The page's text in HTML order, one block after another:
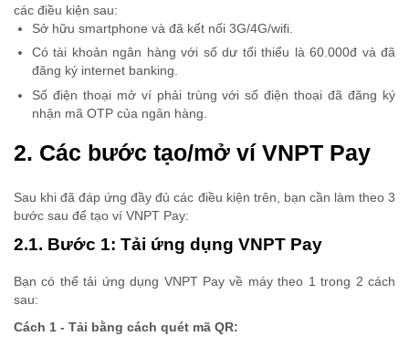
các điều kiện sau:
Sở hữu smartphone và đã kết nối 3G/4G/wifi.
Có tài khoản ngân hàng với số dư tối thiểu là 60.000đ và đã
đăng ký internet banking.
Số điện thoại mở ví phải trùng với số điện thoại đã đăng ký
nhận mã OTP của ngân hàng.
2. Các bước tạo/mở ví VNPT Pay
Sau khi đã đáp ứng đầy đủ các điều kiện trên, bạn cần làm theo 3
bước sau để tạo ví VNPT Pay:
2.1. Bước 1: Tải ứng dụng VNPT Pay
Bạn có thể tải ứng dụng VNPT Pay về máy theo 1 trong 2 cách
sau:
Cách 1 - Tải bằng cách quét mã QR: